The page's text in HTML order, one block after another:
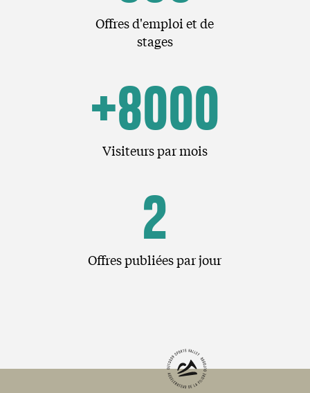
Offres d'emploi et de
stages
+8000
Visiteurs par mois
2
Offres publiées par jour